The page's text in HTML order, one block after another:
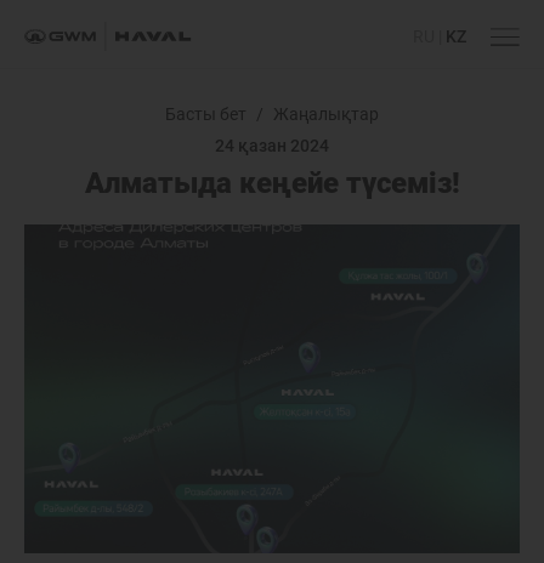
KZ
Басты бет /
Жаңалықтар
24 қазан 2024
Алматыда кеңейе түсеміз!